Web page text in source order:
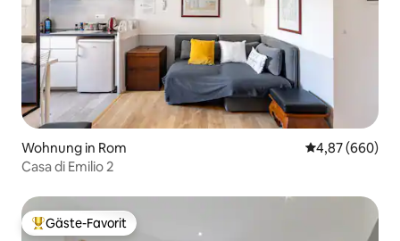
Wohnung in Rom
4,87 (660)
Casa di Emilio 2
Beliebter Gäste-Favorit.
Gäste-Favorit